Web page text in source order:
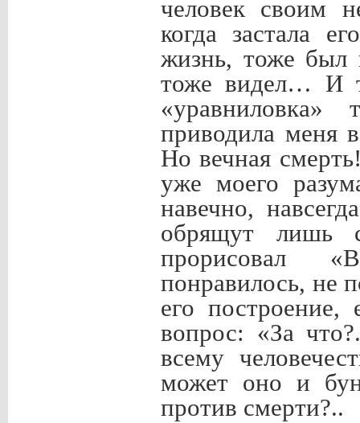
человек своим
когда застала
жизнь, тоже был
тоже видел… И
приводила меня
Но вечная
уже моего
навечно,
обрящут лишь
прорисовал
понравилось, не
его
вопрос: «За
всему
может оно и
против смерти?..